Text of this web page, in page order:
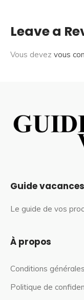
Leave a
Vous devez vous
Guide vacances
Le guide de vos
À propos
Conditions
Politique de